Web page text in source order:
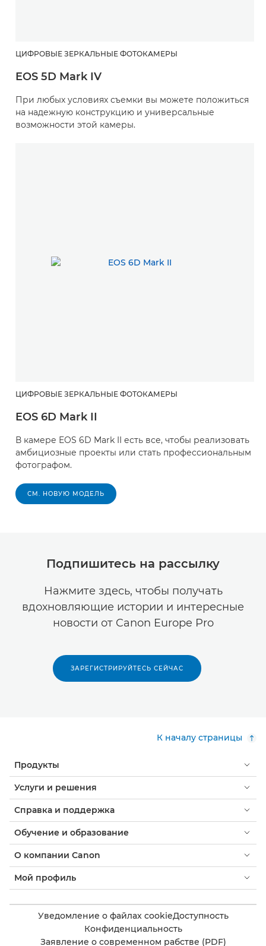
ЦИФРОВЫЕ ЗЕРКАЛЬНЫЕ ФОТОКАМЕРЫ
EOS 5D Mark IV
При любых условиях съемки вы можете положиться
на надежную конструкцию и универсальные
возможности этой камеры.
ЦИФРОВЫЕ ЗЕРКАЛЬНЫЕ ФОТОКАМЕРЫ
EOS 6D Mark II
В камере EOS 6D Mark II есть все, чтобы реализовать
амбициозные проекты или стать профессиональным
фотографом.
СМ. НОВУЮ МОДЕЛЬ
Подпишитесь на рассылку
Нажмите здесь, чтобы получать
вдохновляющие истории и интересные
новости от Canon Europe Pro
ЗАРЕГИСТРИРУЙТЕСЬ СЕЙЧАС
К началу страницы
Продукты
Услуги и решения
Справка и поддержка
Обучение и образование
О компании Canon
Мой профиль
Уведомление о файлах cookieДоступность
Конфиденциальность
Заявление о современном рабстве (PDF)